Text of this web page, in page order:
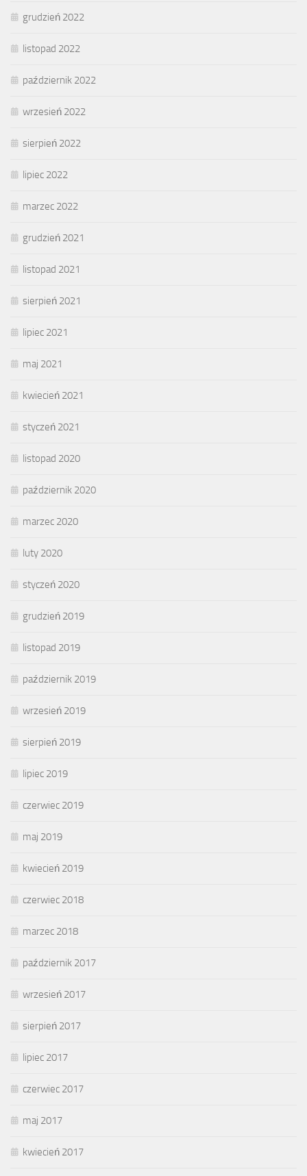
grudzień 2022
listopad 2022
październik 2022
wrzesień 2022
sierpień 2022
lipiec 2022
marzec 2022
grudzień 2021
listopad 2021
sierpień 2021
lipiec 2021
maj 2021
kwiecień 2021
styczeń 2021
listopad 2020
październik 2020
marzec 2020
luty 2020
styczeń 2020
grudzień 2019
listopad 2019
październik 2019
wrzesień 2019
sierpień 2019
lipiec 2019
czerwiec 2019
maj 2019
kwiecień 2019
czerwiec 2018
marzec 2018
październik 2017
wrzesień 2017
sierpień 2017
lipiec 2017
czerwiec 2017
maj 2017
kwiecień 2017